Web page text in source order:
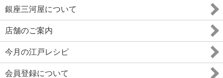
銀座三河屋について
店舗のご案内
今月の江戸レシピ
会員登録について